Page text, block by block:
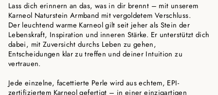
Lass dich erinnern an das, was in dir brennt – mit unserem
Karneol Naturstein Armband mit vergoldetem Verschluss.
Der leuchtend warme Karneol gilt seit jeher als Stein der
Lebenskraft, Inspiration und inneren Stärke. Er unterstützt dich
dabei, mit Zuversicht durchs Leben zu gehen,
Entscheidungen klar zu treffen und deiner Intuition zu
vertrauen.
Jede einzelne, facettierte Perle wird aus echtem, EPI-
zertifiziertem Karneol gefertigt – in einer einzigartigen